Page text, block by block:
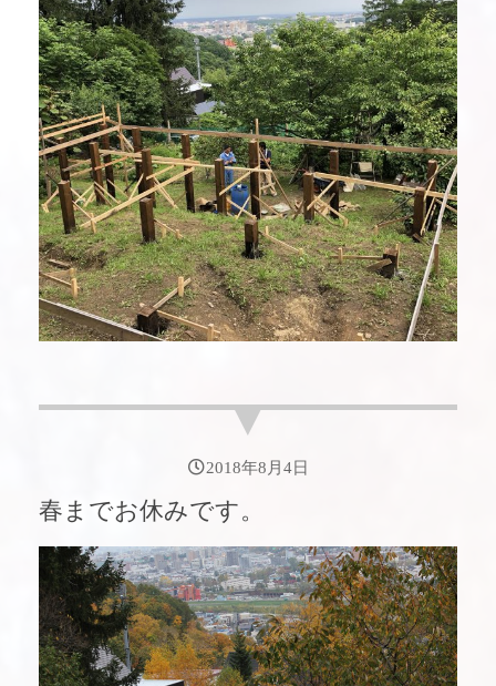
2018年8月4日
春までお休みです。